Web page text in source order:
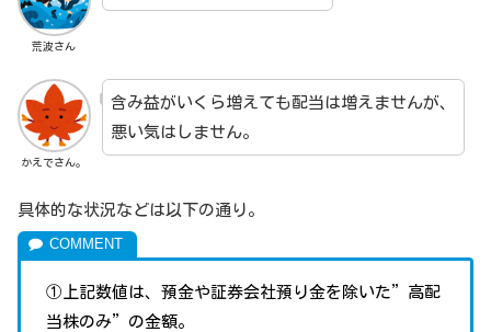
荒波さん
かえでさん。
含み益がいくら増えても配当は増えませんが、
悪い気はしません。
具体的な状況などは以下の通り。
①上記数値は、預金や証券会社預り金を除いた”高配
当株のみ”の金額。